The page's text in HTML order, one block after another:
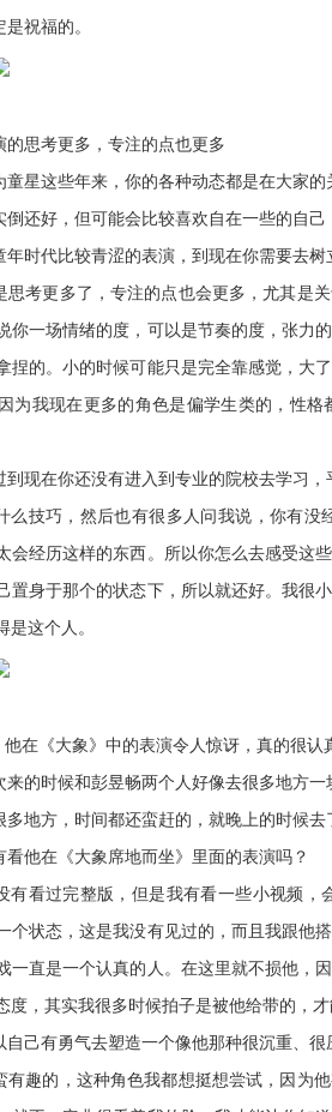
祝福的。
的思考更多，专注的点也更多
童星这些年来，你的各种动态都是在大家
倒还好，但可能会比较喜欢自在一些的自
年时代比较青涩的表演，到现在你需要去
思考更多了，专注的点也会更多，尤其是
你一场情绪的度，可以是节奏的度，张力
捏的。小的时候可能只是完全靠感觉，大
为我现在更多的角色是偏学生类的，性
到现在你还没有进入到专业的院校去学习
么技巧，然后也有很多人问我说，你有
会经历这样的东西。所以你怎么去感受这
置身于那个的状态下，所以就还好。我很
是这个人。
他在《大象》中的表演令人惊讶，真的很认
来的时候和彭昱畅两个人好像去很多地方一
多地方，时间都还蛮赶的，就晚上的时候去
看他在《大象席地而坐》里面的表演吗？
有看过完整版，但是我有看一些小视频
个状态，这是我没有见过的，而且我跟他
一直是一个认真的人。在这里就不损他，
度，其实我很多时候拍子是被他给带的，
自己有勇气去塑造一个像他那种很沉重、
有趣的，这种角色我都想挺想尝试，因为